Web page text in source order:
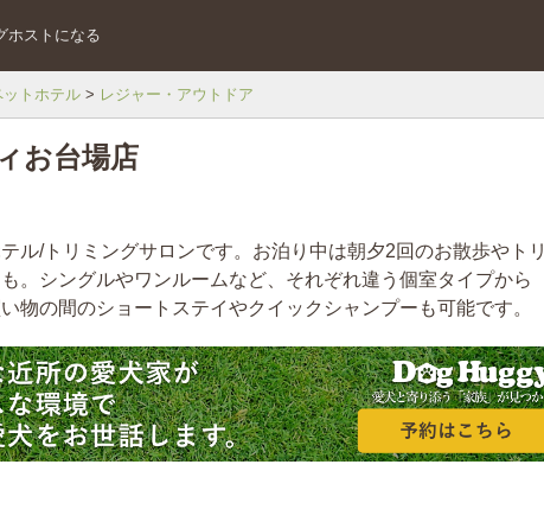
ホストになる
ットホテル レジャー・アウトドア
お台場店
ル/トリミングサロンです。お泊り中は朝夕2回のお散歩やトリ
。シングルやワンルームなど、それぞれ違う個室タイプから
物の間のショートステイやクイックシャンプーも可能です。